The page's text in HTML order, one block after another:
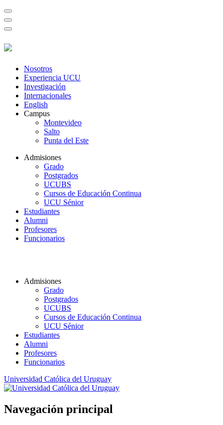
Nosotros
Experiencia UCU
Investigación
Internacionales
English
Campus
Montevideo
Salto
Punta del Este
Admisiones
Grado
Postgrados
UCUBS
Cursos de Educación Continua
UCU Sénior
Estudiantes
Alumni
Profesores
Funcionarios
Admisiones
Grado
Postgrados
UCUBS
Cursos de Educación Continua
UCU Sénior
Estudiantes
Alumni
Profesores
Funcionarios
Universidad Católica del Uruguay
Navegación principal